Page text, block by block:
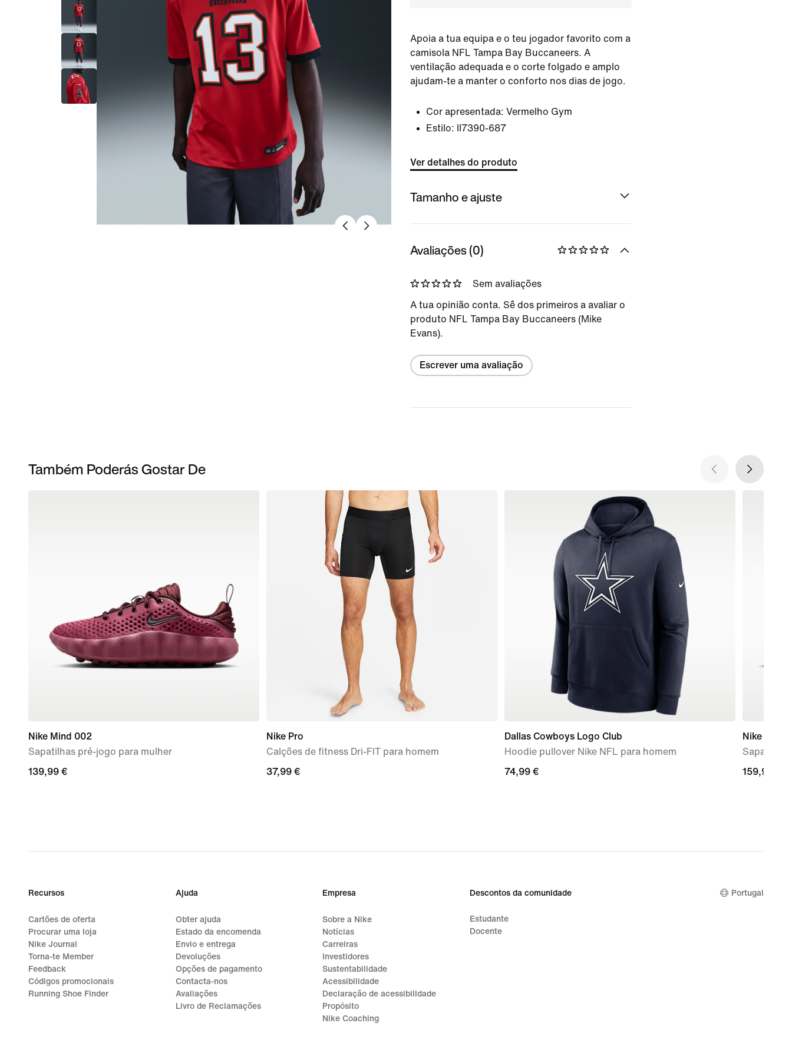
Apoia a tua equipa e o teu jogador favorito com a
camisola NFL Tampa Bay Buccaneers. A
ventilação adequada e o corte folgado e amplo
ajudam-te a manter o conforto nos dias de jogo.
Cor apresentada: Vermelho Gym
Estilo:
II7390-687
Ver detalhes do produto
Tamanho e ajuste
Avaliações (0)
Sem avaliações
A tua opinião conta. Sê dos primeiros a avaliar o
produto NFL Tampa Bay Buccaneers (Mike
Evans).
Escrever uma avaliação
Também Poderás Gostar De
Nike Mind 002
Sapatilhas pré-jogo para mulher
139,99
139,99 €
Nike Pro
Calções de fitness Dri-FIT para homem
37,99
37,99 €
Dallas Cowboys Logo Club
Hoodie pullover Nike NFL para homem
74,99
74,99 €
Nike Air
159,99
159,99 €
Recursos
Cartões de oferta
Procurar uma loja
Nike Journal
Torna-te Member
Feedback
Códigos promocionais
Running Shoe Finder
Ajuda
Obter ajuda
Estado da encomenda
Envio e entrega
Devoluções
Opções de pagamento
Contacta-nos
Avaliações
Livro de Reclamações
Empresa
Sobre a Nike
Notícias
Carreiras
Investidores
Sustentabilidade
Acessibilidade
Declaração de acessibilidade
Propósito
Nike Coaching
Descontos da comunidade
Estudante
Docente
Portugal